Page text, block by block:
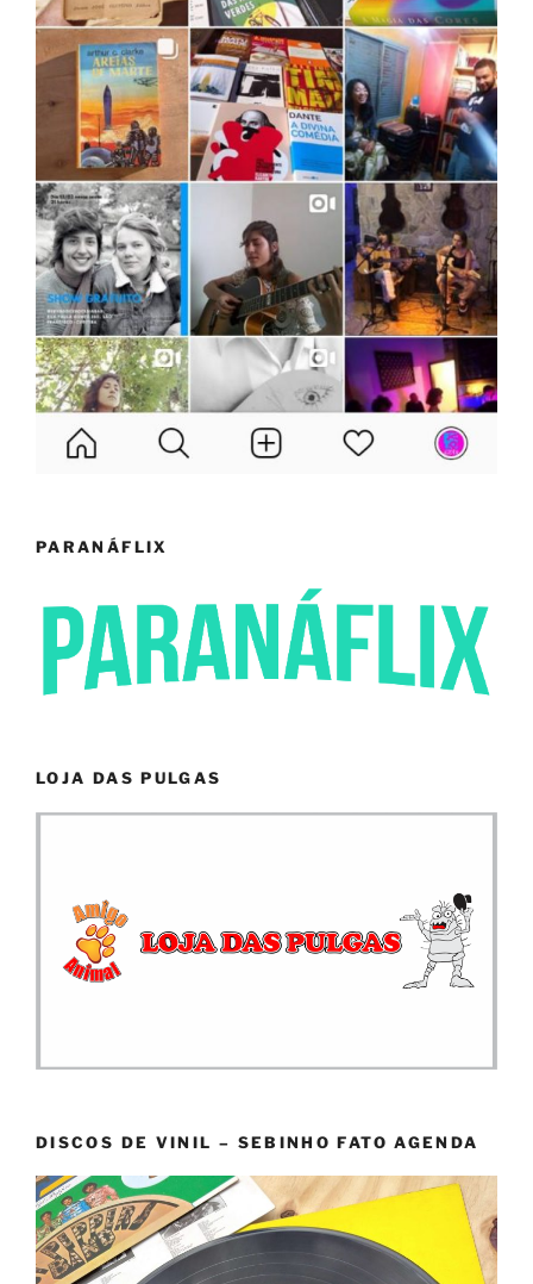
PARANÁFLIX
LOJA DAS PULGAS
DISCOS DE VINIL – SEBINHO FATO AGENDA